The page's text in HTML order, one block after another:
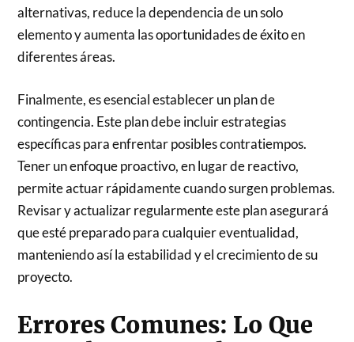
alternativas, reduce la dependencia de un solo
elemento y aumenta las oportunidades de éxito en
diferentes áreas.
Finalmente, es esencial establecer un plan de
contingencia. Este plan debe incluir estrategias
específicas para enfrentar posibles contratiempos.
Tener un enfoque proactivo, en lugar de reactivo,
permite actuar rápidamente cuando surgen problemas.
Revisar y actualizar regularmente este plan asegurará
que esté preparado para cualquier eventualidad,
manteniendo así la estabilidad y el crecimiento de su
proyecto.
Errores Comunes: Lo Que